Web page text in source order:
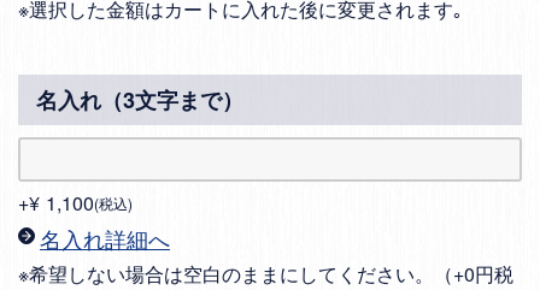
※選択した金額はカートに入れた後に変更されます｡
名入れ（3文字まで）
+¥ 1,100 税込
名入れ詳細へ
※希望しない場合は空白のままにしてください。（+0円税